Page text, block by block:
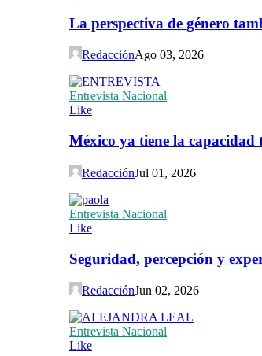
La perspectiva de género
RedacciónAgo 03, 2026
Entrevista Nacional
Like
México ya tiene la
RedacciónJul 01, 2026
Entrevista Nacional
Like
Seguridad, percepción y
RedacciónJun 02, 2026
Entrevista Nacional
Like